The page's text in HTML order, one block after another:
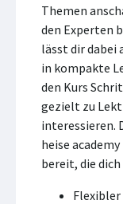
Themen
den Experten
lässt dir dabei
in kompakte
den Kurs
gezielt zu
interessieren.
heise
bereit, die